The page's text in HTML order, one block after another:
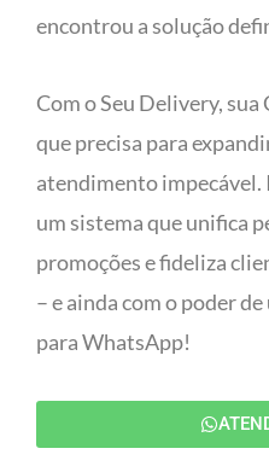
encontrou a solução
Com o Seu Delivery,
que precisa para
atendimento impecável.
um sistema que unifica
promoções e fideliza
– e ainda com o poder
para WhatsApp!